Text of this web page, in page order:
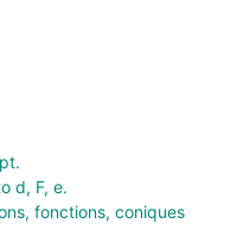
d, F, e.
fonctions, coniques